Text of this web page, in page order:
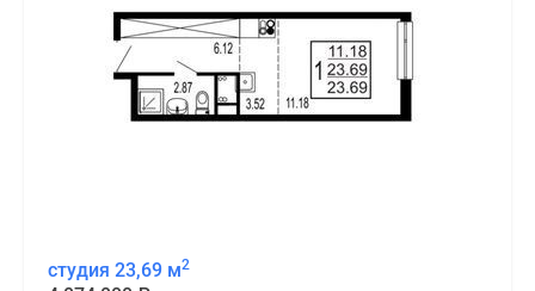
студия 23,69 м2